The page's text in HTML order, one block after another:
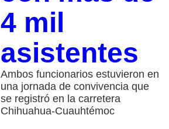
4 mil
asistentes
Ambos funcionarios estuvieron en
una jornada de convivencia que
se registró en la carretera
Chihuahua-Cuauhtémoc